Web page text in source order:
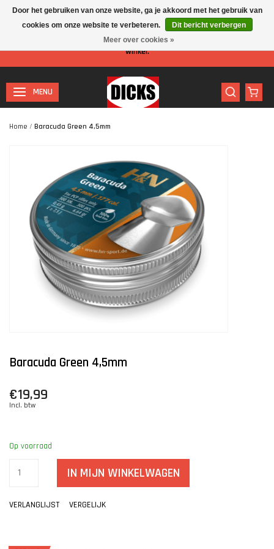
Let op: I.v.m. de zomervakantie is er minder personeel aanwezig in de
winkel.
MENU
Home / Baracuda Green 4,5mm
Baracuda Green 4,5mm
€19,99
Incl. btw
Op voorraad
IN MIJN WINKELWAGEN
VERLANGLIJST VERGELIJK
Door het gebruiken van onze website, ga je akkoord met het gebruik van
cookies om onze website te verbeteren.
Dit bericht verbergen
Meer over cookies »